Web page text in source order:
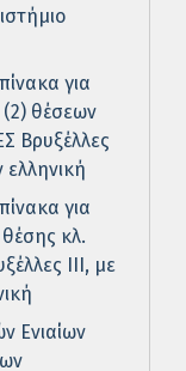
για
θέσεων
Βρυξέλλες
ελληνική
για
κλ.
ΙΙΙ, με
Ενιαίων